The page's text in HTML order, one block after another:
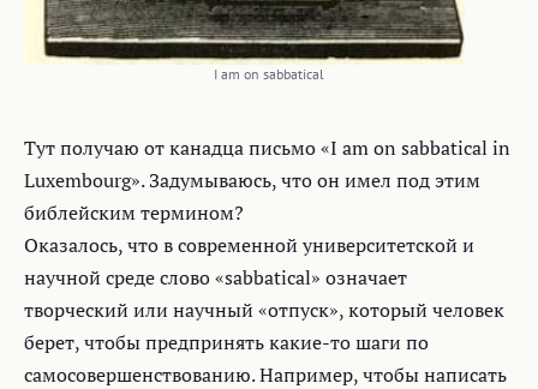
I am on sabbatical
Тут получаю от канадца письмо «I am on sabbatical in
Luxembourg». Задумываюсь, что он имел под этим
библейским термином?
Оказалось, что в современной университетской и
научной среде слово «sabbatical» означает
творческий или научный «отпуск», который человек
берет, чтобы предпринять какие-то шаги по
самосовершенствованию. Например, чтобы написать